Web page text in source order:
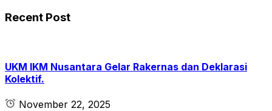
Recent Post
UKM IKM Nusantara Gelar Rakernas dan Deklarasi
Kolektif.
November 22, 2025